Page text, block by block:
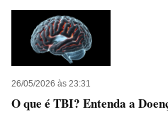
26/05/2026 às 23:31
O que é TBI? Entenda a